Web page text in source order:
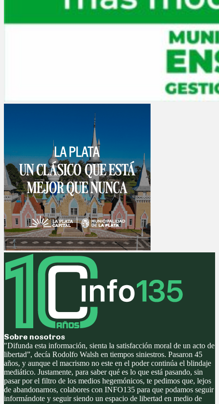
Sobre nosotros
"Difunda esta información, sienta la satisfacción moral de un acto de
libertad”, decía Rodolfo Walsh en tiempos siniestros. Pasaron 45
años, y aunque el macrismo no este en el poder continúa el blindaje
mediático. Justamente, para saber qué es lo que está pasando, sin
pasar por el filtro de los medios hegemónicos, te pedimos que, lejos
de abandonarnos, colabores con INFO135 para que podamos seguir
informándote y seguir siendo un espacio de libertad en medio de